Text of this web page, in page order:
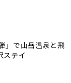
」で山岳温泉と飛
ステイ